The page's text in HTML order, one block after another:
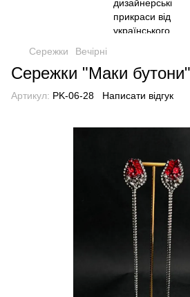
Сережки Вечірні
Сережки "Маки
Артикул: PK-06-28 Написати відгук